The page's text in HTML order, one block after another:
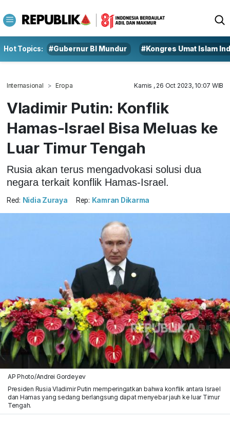
Hot Topics: #Gubernur BI Mundur #Kongres Umat Islam
Internasional Eropa Kamis , 26 Oct 2023, 10:07 WIB
Vladimir Putin: Konflik
Hamas-Israel Bisa Meluas ke
Luar Timur Tengah
Rusia akan terus mengadvokasi solusi dua
negara terkait konflik Hamas-Israel.
Red: Nidia Zuraya Rep: Kamran Dikarma
AP Photo/Andrei Gordeyev
Presiden Rusia Vladimir Putin memperingatkan bahwa konflik antara Israel
dan Hamas yang sedang berlangsung dapat menyebar jauh ke luar Timur
Tengah.